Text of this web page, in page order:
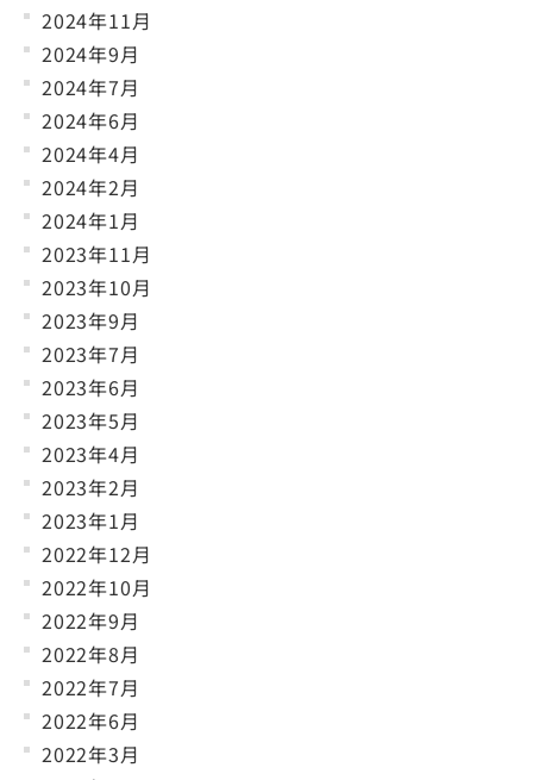
2024年11月
2024年9月
2024年7月
2024年6月
2024年4月
2024年2月
2024年1月
2023年11月
2023年10月
2023年9月
2023年7月
2023年6月
2023年5月
2023年4月
2023年2月
2023年1月
2022年12月
2022年10月
2022年9月
2022年8月
2022年7月
2022年6月
2022年3月